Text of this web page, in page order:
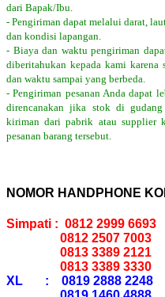
dari Bapak/Ibu.
- Pengiriman dapat melalui darat,
dan kondisi lapangan.
- Biaya dan waktu pengiriman
diberitahukan kepada kami karena
dan waktu sampai yang berbeda.
- Pengiriman pesanan Anda dapat
direncanakan jika stok di
kiriman dari pabrik atau supplier
pesanan barang tersebut.
NOMOR HANDPHONE
Simpati : 0812 2999 6693
0812 2507 7003
0813 3389 2121
0813 3389 3330
XL : 0819 2888 2248